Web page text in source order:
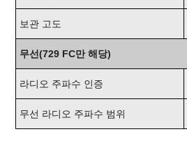
보관 고도
무선(729 FC만 해당)
라디오 주파수 인증
무선 라디오 주파수 범위